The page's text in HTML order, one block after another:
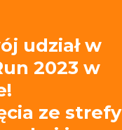
udział w
2023 w
ze strefy